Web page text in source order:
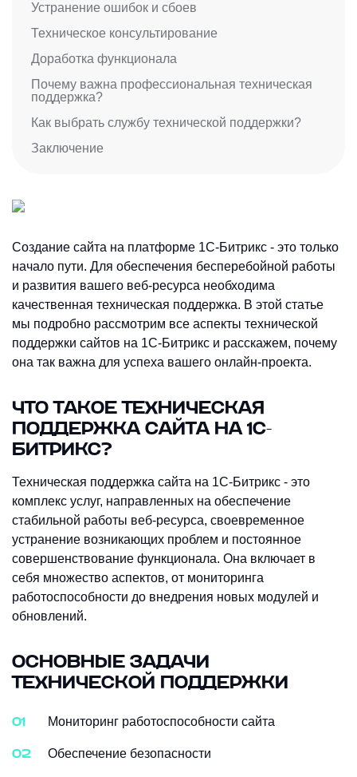
Устранение ошибок и сбоев
Техническое консультирование
Доработка функционала
Почему важна профессиональная техническая
поддержка?
Как выбрать службу технической поддержки?
Заключение
Создание сайта на платформе 1С-Битрикс - это только
начало пути. Для обеспечения бесперебойной работы
и развития вашего веб-ресурса необходима
качественная техническая поддержка. В этой статье
мы подробно рассмотрим все аспекты технической
поддержки сайтов на 1С-Битрикс и расскажем, почему
она так важна для успеха вашего онлайн-проекта.
ЧТО ТАКОЕ ТЕХНИЧЕСКАЯ
ПОДДЕРЖКА САЙТА НА 1С-
БИТРИКС?
Техническая поддержка сайта на 1С-Битрикс - это
комплекс услуг, направленных на обеспечение
стабильной работы веб-ресурса, своевременное
устранение возникающих проблем и постоянное
совершенствование функционала. Она включает в
себя множество аспектов, от мониторинга
работоспособности до внедрения новых модулей и
обновлений.
ОСНОВНЫЕ ЗАДАЧИ
ТЕХНИЧЕСКОЙ ПОДДЕРЖКИ
Мониторинг работоспособности сайта
Обеспечение безопасности